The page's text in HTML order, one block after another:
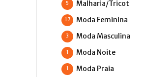
Malharia/Tricot
5
Moda Feminina
17
Moda Masculina
3
Moda Noite
1
Moda Praia
1